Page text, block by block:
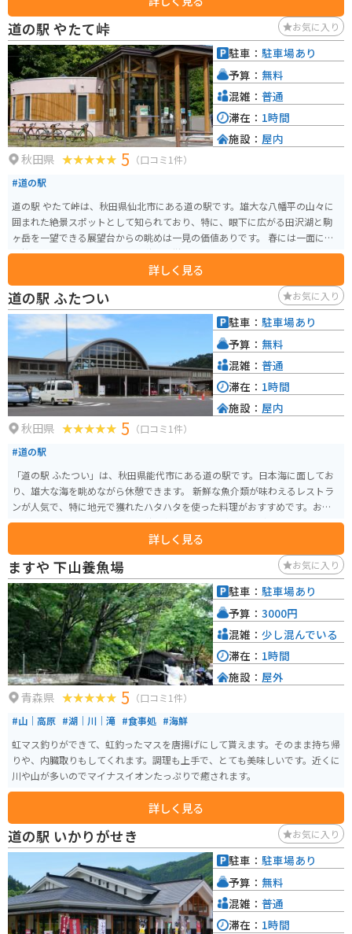
やきのこなどの具材がたっぷりとのっており、旅の疲れを癒してくれます。
バイクで訪れる場合は、道の駅の駐車場にバイク専用の駐車スペースがあり
ます。また、七滝周辺は、景色が良いので、ツーリングにも最適です。春には
桜、秋には紅葉と、四季折々の景色を楽しむことができます。道の駅から少
し足を延ばせば、温泉施設もあるので、ゆったりと旅の疲れを癒やすことも
できます。
道の駅 やたて峠 お気に入り
秋田県 5 （口コミ1件）
#道の駅
道の駅 やたて峠は、秋田県仙北市にある道の駅です。雄大な八幡平の山々に
囲まれた絶景スポットとして知られており、特に、眼下に広がる田沢湖と駒
ヶ岳を一望できる展望台からの眺めは一見の価値ありです。 春には一面に咲
く桜、夏には緑鮮やかな山々、秋には燃えるような紅葉と、四季折々の美し
い風景を楽しむことができます。また、地元の特産品を販売するショップ
や、郷土料理を味わえるレストランも併設されており、ドライブ中の休憩に
も最適です。 バイクで訪れる場合、駐車場も広く確保されているので安心で
す。ただし、山岳地帯のため、天候の変化に注意し、防寒対策をしっかりと
してからお出かけください。周辺には、田沢湖や乳頭温泉など、観光スポッ
トも多数点在しているので、ツーリングの拠点としてもおすすめです。 道の
駅 やたて峠でしか手に入らないお土産としては、地元産の新鮮な野菜や山
菜、きのこなどが人気です。また、秋田名物のいぶりがっこや、きりたんぽ
なども販売されています。
詳しく見る
駐車： 駐車場あり
予算： 無料
混雑： 普通
滞在： 1時間
施設： 屋内
道の駅 ふたつい お気に入り
秋田県 5 （口コミ1件）
#道の駅
「道の駅 ふたつい」は、秋田県能代市にある道の駅です。日本海に面してお
り、雄大な海を眺めながら休憩できます。 新鮮な魚介類が味わえるレストラ
ンが人気で、特に地元で獲れたハタハタを使った料理がおすすめです。お土
産には、ハタハタの加工品や、秋田名物のいぶりがっこなども販売していま
どり着きます。道の駅には広い駐車場が完備されているので安心です。 ま
た、道の駅から徒歩圏内には、海水浴場やキャンプ場もあり、夏には多くの
観光客で賑わいます。周辺には、風力発電の風車が立ち並ぶ風景が広がって
おり、自然を感じながらツーリングを楽しむことができます。
詳しく見る
駐車： 駐車場あり
予算： 無料
混雑： 普通
滞在： 1時間
施設： 屋内
ますや 下山養魚場 お気に入り
青森県 5 （口コミ1件）
#山｜高原 #湖｜川｜滝 #食事処 #海鮮
虹マス釣りができて、虹釣ったマスを唐揚げにして貰えます。そのまま持ち帰
りや、内臓取りもしてくれます。調理も上手で、とても美味しいです。近くに
川や山が多いのでマイナスイオンたっぷりで癒されます。
詳しく見る
駐車： 駐車場あり
予算： 3000円
混雑： 少し混んでいる
滞在： 1時間
施設： 屋外
道の駅 いかりがせき お気に入り
駐車： 駐車場あり
予算： 無料
混雑： 普通
滞在： 1時間